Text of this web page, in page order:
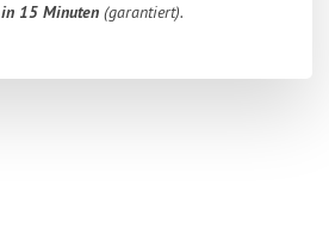
in 15 Minuten(garantiert).